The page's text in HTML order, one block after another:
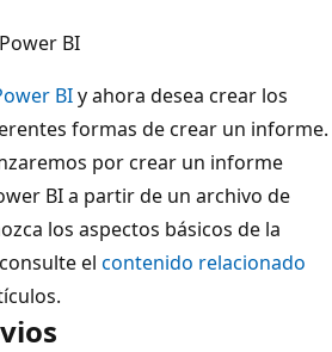
BI
BIy ahora desea crear los
formas de crear un informe.
por crear un informe
BI a partir de un archivo de
los aspectos básicos de la
el contenido relacionado